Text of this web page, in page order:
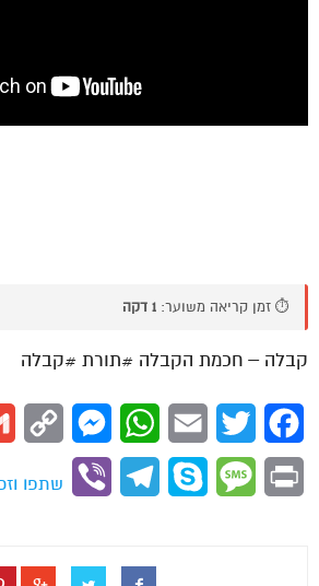
⏱️ זמן קריאה משוער: 1 דקה
קבלה – חכמת הקבלה #תורת #קבלה
Facebook
Twitter
Email
WhatsApp
Print
Message
Skype
Telegram
Viber
שתפו